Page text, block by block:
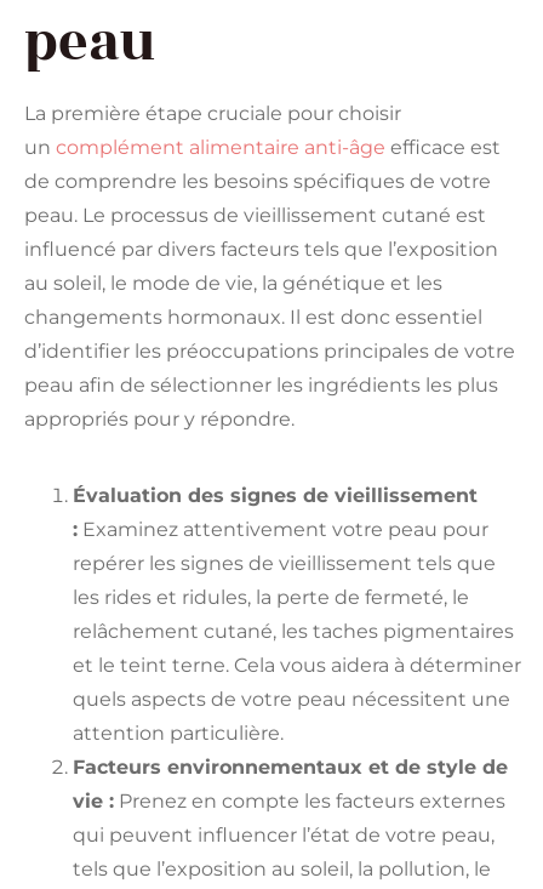
peau
La première étape cruciale pour choisir
un complément alimentaire anti-âge efficace est
de comprendre les besoins spécifiques de votre
peau. Le processus de vieillissement cutané est
influencé par divers facteurs tels que l’exposition
au soleil, le mode de vie, la génétique et les
changements hormonaux. Il est donc essentiel
d’identifier les préoccupations principales de votre
peau afin de sélectionner les ingrédients les plus
appropriés pour y répondre.
Évaluation des signes de vieillissement
: Examinez attentivement votre peau pour
repérer les signes de vieillissement tels que
les rides et ridules, la perte de fermeté, le
relâchement cutané, les taches pigmentaires
et le teint terne. Cela vous aidera à déterminer
quels aspects de votre peau nécessitent une
attention particulière.
Facteurs environnementaux et de style de
vie : Prenez en compte les facteurs externes
qui peuvent influencer l’état de votre peau,
tels que l’exposition au soleil, la pollution, le